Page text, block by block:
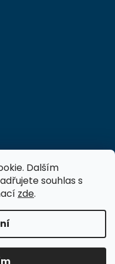
Dalším
souhlas s
zde.
. Všechna
cookies